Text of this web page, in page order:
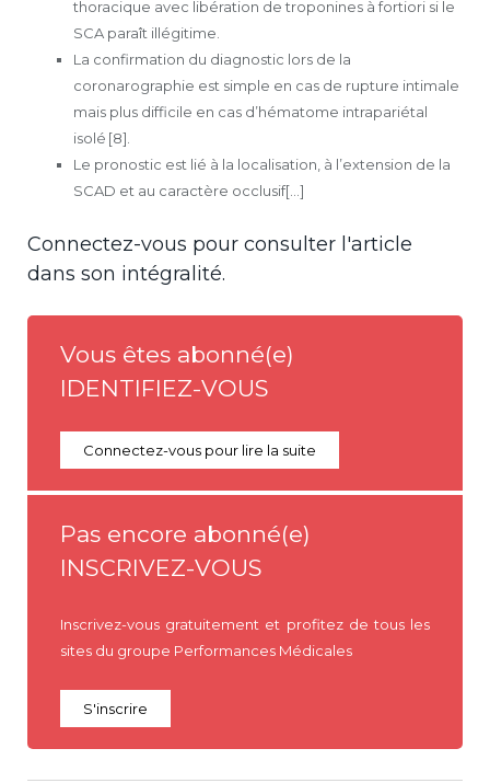
thoracique avec libération de troponines à fortiori si le
SCA paraît illégitime.
La confirmation du diagnostic lors de la
coronarographie est simple en cas de rupture intimale
mais plus difficile en cas d’hématome intrapariétal
isolé [8].
Le pronostic est lié à la localisation, à l’extension de la
SCAD et au caractère occlusif[...]
Connectez-vous pour consulter l'article
dans son intégralité.
Vous êtes abonné(e)
IDENTIFIEZ-VOUS
Connectez-vous pour lire la suite
Pas encore abonné(e)
INSCRIVEZ-VOUS
Inscrivez-vous gratuitement et profitez de tous les
sites du groupe Performances Médicales
S'inscrire